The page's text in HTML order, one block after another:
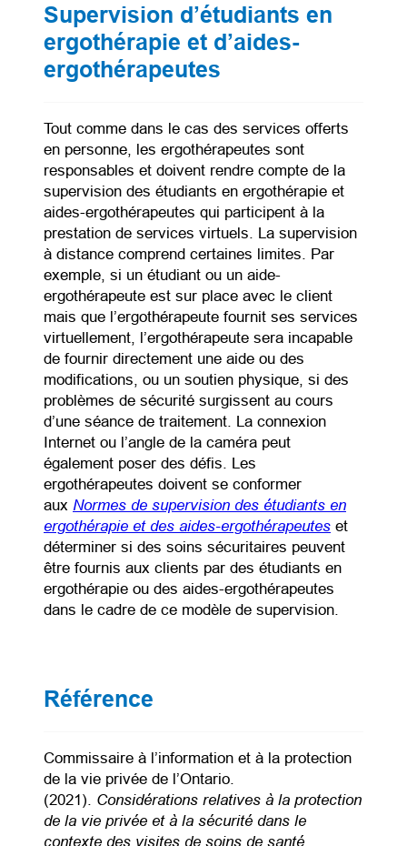
Supervision d’étudiants en
ergothérapie et d’aides-
ergothérapeutes
Tout comme dans le cas des services offerts
en personne, les ergothérapeutes sont
responsables et doivent rendre compte de la
supervision des étudiants en ergothérapie et
aides-ergothérapeutes qui participent à la
prestation de services virtuels. La supervision
à distance comprend certaines limites. Par
exemple, si un étudiant ou un aide-
ergothérapeute est sur place avec le client
mais que l’ergothérapeute fournit ses services
virtuellement, l’ergothérapeute sera incapable
de fournir directement une aide ou des
modifications, ou un soutien physique, si des
problèmes de sécurité surgissent au cours
d’une séance de traitement. La connexion
Internet ou l’angle de la caméra peut
également poser des défis. Les
ergothérapeutes doivent se conformer
aux Normes de supervision des étudiants en
ergothérapie et des aides-ergothérapeutes(opens in
et
déterminer si des soins sécuritaires peuvent
être fournis aux clients par des étudiants en
ergothérapie ou des aides-ergothérapeutes
dans le cadre de ce modèle de supervision.
Référence
Commissaire à l’information et à la protection
de la vie privée de l’Ontario.
(2021). Considérations relatives à la protection
de la vie privée et à la sécurité dans le
contexte des visites de soins de santé